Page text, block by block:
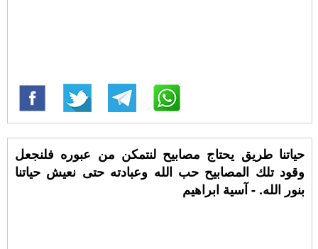
حياتنا طريق يحتاج مصابيح لنتمكن من عبوره فلنجعل
وقود تلك المصابيح حب الله وعبادته حتى نعيش حياتنا
بنور الله. - آسية ابراهيم